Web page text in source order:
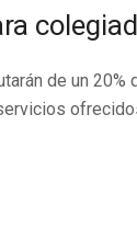
de un 20%